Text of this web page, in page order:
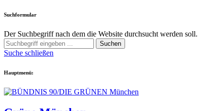
Suchformular
Der Suchbegriff nach dem die Website durchsucht werden soll.
Suchen
Suche schließen
Hauptmenü: